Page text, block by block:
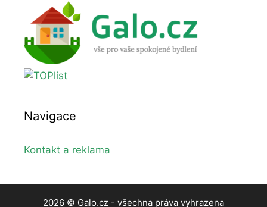
Navigace
Kontakt a reklama
2026 © Galo.cz - všechna práva vyhrazena